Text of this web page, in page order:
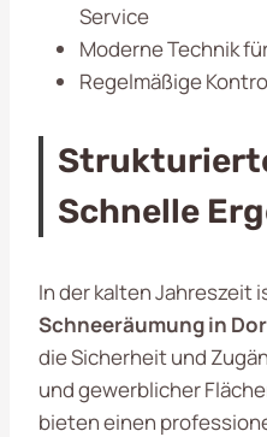
Service
Moderne Technik
Regelmäßige
Schnelle
In der kalten Jahreszeit
Schneeräumung in
die Sicherheit und
und gewerblicher
bieten einen